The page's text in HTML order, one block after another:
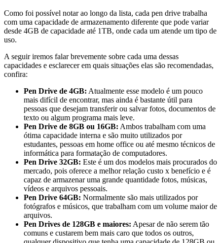
Como foi possível notar ao longo da lista, cada pen drive trabalha
com uma capacidade de armazenamento diferente que pode variar
desde 4GB de capacidade até 1TB, onde cada um atende um tipo de
uso.
A seguir iremos falar brevemente sobre cada uma dessas
capacidades e esclarecer em quais situações elas são recomendadas,
confira:
Pen Drive de 4GB: Atualmente esse modelo é um pouco
mais difícil de encontrar, mas ainda é bastante útil para
pessoas que desejam transferir ou salvar fotos, documentos de
texto ou algum programa mais leve.
Pen Drive de 8GB ou 16GB: Ambos trabalham com uma
ótima capacidade interna e são muito utilizados por
estudantes, pessoas em home office ou até mesmo técnicos de
informática para formatação de computadores.
Pen Drive 32GB: Este é um dos modelos mais procurados do
mercado, pois oferece a melhor relação custo x benefício e é
capaz de armazenar uma grande quantidade fotos, músicas,
vídeos e arquivos pessoais.
Pen Drive 64GB: Normalmente são mais utilizados por
fotógrafos e músicos, que trabalham com um volume maior de
arquivos.
Pen Drives de 128GB e maiores: Apesar de não serem tão
comuns e custarem bem mais caro que todos os outros,